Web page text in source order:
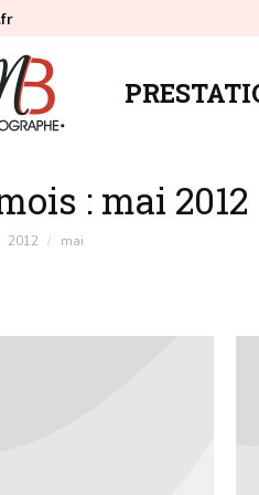
: mai 2012
ici :
2012 mai